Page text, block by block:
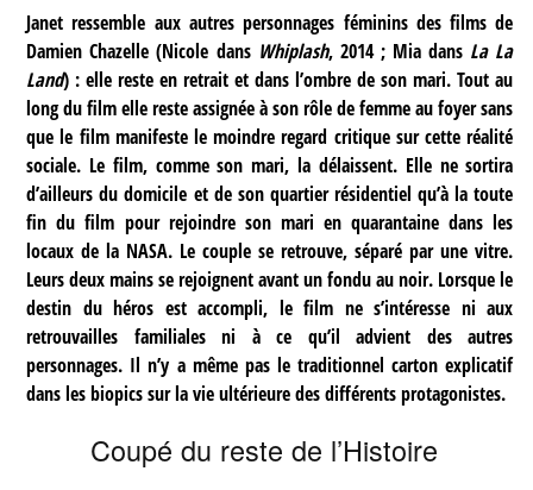
Janet ressemble aux autres personnages féminins des films de
Damien Chazelle (Nicole dans Whiplash, 2014 ; Mia dans La La
Land) : elle reste en retrait et dans l’ombre de son mari. Tout au
long du film elle reste assignée à son rôle de femme au foyer sans
que le film manifeste le moindre regard critique sur cette réalité
sociale. Le film, comme son mari, la délaissent. Elle ne sortira
d’ailleurs du domicile et de son quartier résidentiel qu’à la toute
fin du film pour rejoindre son mari en quarantaine dans les
locaux de la NASA. Le couple se retrouve, séparé par une vitre.
Leurs deux mains se rejoignent avant un fondu au noir. Lorsque le
destin du héros est accompli, le film ne s’intéresse ni aux
retrouvailles familiales ni à ce qu’il advient des autres
personnages. Il n’y a même pas le traditionnel carton explicatif
dans les biopics sur la vie ultérieure des différents protagonistes.
Coupé du reste de l’Histoire